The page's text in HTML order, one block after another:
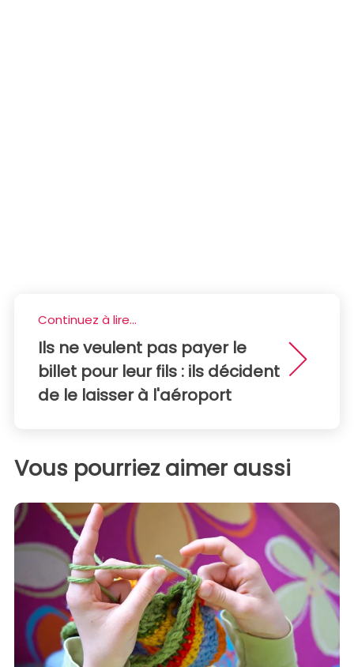
Continuez à lire...
Ils ne veulent pas payer le
billet pour leur fils : ils décident
de le laisser à l'aéroport
Vous pourriez aimer aussi